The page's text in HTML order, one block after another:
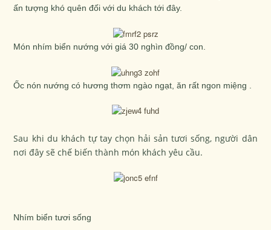
ấn tượng khó quên đối với du khách tới đây.
Món nhím biển nướng với giá 30 nghìn đồng/ con.
Ốc nón nướng có hương thơm ngào ngạt, ăn rất ngon miệng .
Sau khi du khách tự tay chọn hải sản tươi sống, người dân
nơi đây sẽ chế biến thành món khách yêu cầu.
Nhím biển tươi sống